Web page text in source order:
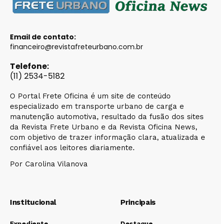
Email de contato:
financeiro@revistafreteurbano.com.br
Telefone:
(11) 2534-5182
O Portal Frete Oficina é um site de conteúdo
especializado em transporte urbano de carga e
manutenção automotiva, resultado da fusão dos sites
da Revista Frete Urbano e da Revista Oficina News,
com objetivo de trazer informação clara, atualizada e
confiável aos leitores diariamente.
Por Carolina Vilanova
Institucional Principais